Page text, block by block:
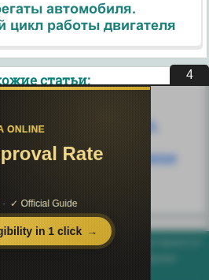
автомобиля.
цикл работы двигателя
статьи:
(БЛЕДНАЯ ПОГАНКА,
— в жизнь: настоящие жюри
2026 год. Материал сайта представляется
4